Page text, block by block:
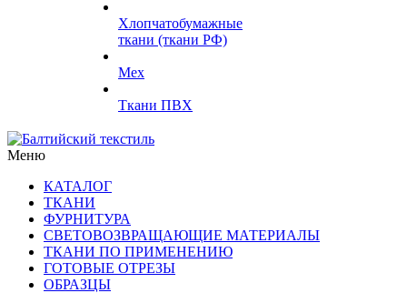
Хлопчатобумажные
ткани (ткани РФ)
Мех
Ткани ПВХ
Меню
КАТАЛОГ
ТКАНИ
ФУРНИТУРА
СВЕТОВОЗВРАЩАЮЩИЕ МАТЕРИАЛЫ
ТКАНИ ПО ПРИМЕНЕНИЮ
ГОТОВЫЕ ОТРЕЗЫ
ОБРАЗЦЫ